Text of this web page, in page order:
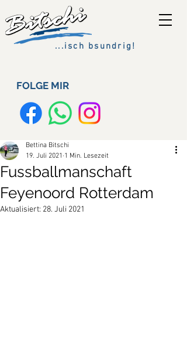
...isch bsundrig!
FOLGE MIR
Fussballmanschaft
Feyenoord Rotterdam
Bettina Bitschi
19. Juli 2021 1 Min. Lesezeit
Aktualisiert: 28. Juli 2021